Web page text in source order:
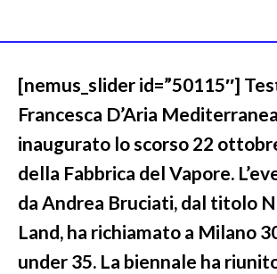
[nemus_slider id=”50115″]
Francesca D’Aria
inaugurato lo scorso 22
della Fabbrica del Vapore.
da Andrea Bruciati, dal titolo
Land, ha richiamato a Milano
under 35. La biennale ha